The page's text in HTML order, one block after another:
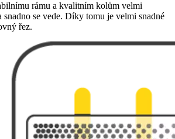
rámu a kvalitním kolům velmi
snadno se vede. Díky tomu je velmi snadné
řez.